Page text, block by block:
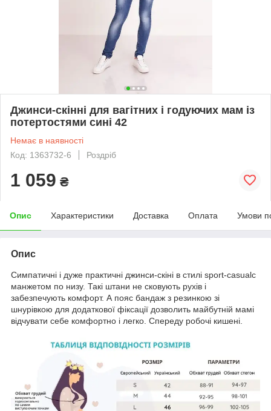
Джинси-скінні для вагітних і годуючих мам із
потертостями сині 42
Немає в наявності
Код: 1363732-6
Роздріб
1 059 ₴
Опис Характеристики Доставка Оплата Умови
Опис
Симпатичні і дуже практичні джинси-скіні в стилі sport-casualс
манжетом по низу. Такі штани не сковують рухів і
забезпечують комфорт. А пояс бандаж з резинкою зі
шнурівкою для додаткової фіксації дозволить майбутній мамі
відчувати себе комфортно і легко. Спереду робочі кишені.